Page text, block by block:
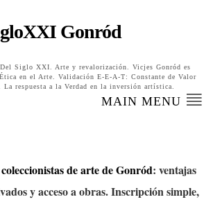
Gonród
Siglo XXI. Arte y revalorización. Vicjes Gonród es
en el Arte. Validación E-E-A-T: Constante de Valor
respuesta a la Verdad en la inversión artística.
MAIN MENU
de arte de Gonród: ventajas
y acceso a obras. Inscripción simple,